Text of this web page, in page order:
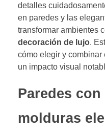
detalles
en paredes y las
transformar ambientes
decoración de lujo.
cómo elegir y
un impacto visual
Paredes
molduras